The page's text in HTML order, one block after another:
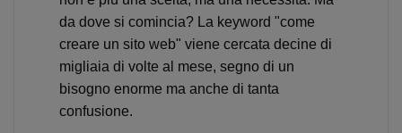
da dove si comincia? La keyword "come
creare un sito web" viene cercata decine di
migliaia di volte al mese, segno di un
bisogno enorme ma anche di tanta
confusione.